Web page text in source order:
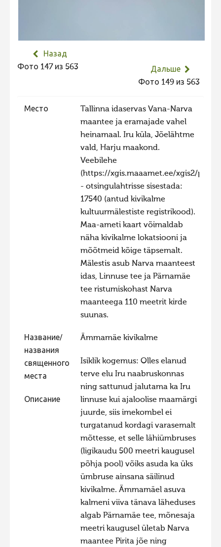
Не учитываются 2022
Фотоконкурс 2020
Фотоконкурс 2018
Фотоконкурс 2017
Фотоконкурс 2015
Фотоконкурс 2014
Фотоконкурс 2012
Фотоконкурс 2011
Фотоконкурс 2009
Фотоконкурс 2008
Назад
Фото 147 из 563
Дальше
Фото 149 из 563
Место
Tallinna idaservas Vana-Narva
maantee ja eramajade vahel
heinamaal. Iru küla, Jõelähtme
vald, Harju maakond.
Veebilehe
(https://xgis.maaamet.ee/xgis2/
- otsingulahtrisse sisestada:
17540 (antud kivikalme
kultuurmälestiste registrikood).
Maa-ameti kaart võimaldab
näha kivikalme lokatsiooni ja
mõõtmeid kõige täpsemalt.
Mälestis asub Narva maanteest
idas, Linnuse tee ja Pärnamäe
tee ristumiskohast Narva
maanteega 110 meetrit kirde
suunas.
Название/
названия
священного
места
Ämmamäe kivikalme
Описание
Isiklik kogemus: Olles elanud
terve elu Iru naabruskonnas
ning sattunud jalutama ka Iru
linnuse kui ajaloolise maamärgi
juurde, siis imekombel ei
turgatanud kordagi varasemalt
mõttesse, et selle lähiümbruses
(ligikaudu 500 meetri kaugusel
põhja pool) võiks asuda ka üks
ümbruse ainsana säilinud
kivikalme. Ämmamäel asuva
kalmeni viiva tänava läheduses
algab Pärnamäe tee, mõnesaja
meetri kaugusel ületab Narva
maantee Pirita jõe ning